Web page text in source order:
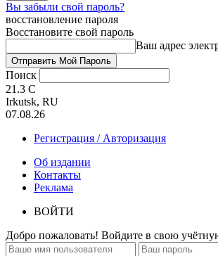
Вы забыли свой пароль?
восстановление пароля
Восстановите свой пароль
Ваш адрес
Поиск
21.3 C
Irkutsk, RU
07.08.26
Регистрация / Авторизация
Об издании
Контакты
Реклама
ВОЙТИ
Добро пожаловать! Войдите в свою